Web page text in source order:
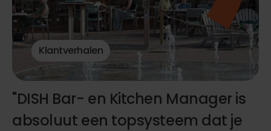
Klantverhalen
"DISH Bar- en Kitchen Manager is
absoluut een topsysteem dat je